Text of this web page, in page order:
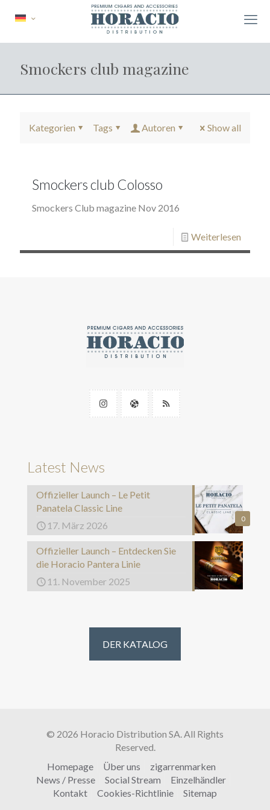
Smockers club magazine
Kategorien Tags Autoren Show all
Smockers club Colosso
Smockers Club magazine Nov 2016
Weiterlesen
Latest News
0
Offizieller Launch – Le Petit
Panatela Classic Line
17. März 2026
Offizieller Launch – Entdecken Sie
die Horacio Pantera Linie
11. November 2025
DER KATALOG
© 2026 Horacio Distribution SA. All Rights
Reserved.
Homepage
Über uns
zigarrenmarken
News / Presse
Social Stream
Einzelhändler
Kontakt
Cookies-Richtlinie Sitemap